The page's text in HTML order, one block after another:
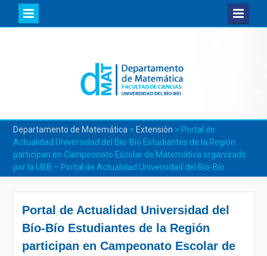
Departamento de Matemática > Extensión > Portal de
Actualidad Universidad del Bío-Bío Estudiantes de la Región
participan en Campeonato Escolar de Matemática organizado
por la UBB – Portal de Actualidad Universidad del Bío-Bío
Portal de Actualidad Universidad del
Bío-Bío Estudiantes de la Región
participan en Campeonato Escolar de